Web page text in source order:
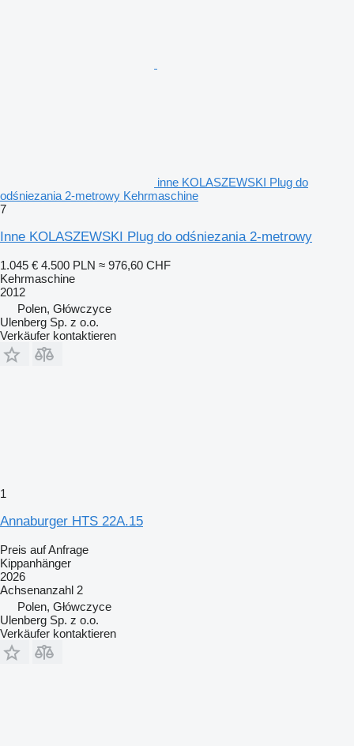
inne KOLASZEWSKI Plug do
odśniezania 2-metrowy Kehrmaschine
7
Inne KOLASZEWSKI Plug do odśniezania 2-metrowy
1.045 € 4.500 PLN ≈ 976,60 CHF
Kehrmaschine
2012
Polen, Główczyce
Ulenberg Sp. z o.o.
Verkäufer kontaktieren
1
Annaburger HTS 22A.15
Preis auf Anfrage
Kippanhänger
2026
Achsenanzahl 2
Polen, Główczyce
Ulenberg Sp. z o.o.
Verkäufer kontaktieren